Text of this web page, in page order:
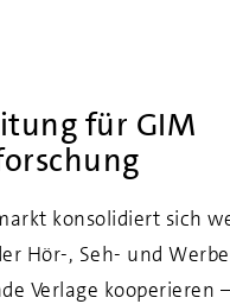
für GIM
konsolidiert sich
Hör-, Seh- und
Verlage kooperieren